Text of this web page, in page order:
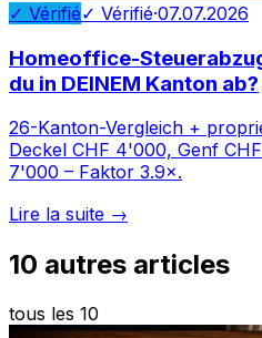
✓ Vérifié✓ Vérifié·07.07.2026
Homeoffice-
du in DEINEM Kanton ab?
26-Kanton-Vergleich +
Deckel CHF 4'000, Genf
7'000 – Faktor 3.9×.
Lire la suite →
10 autres articles
tous les 10